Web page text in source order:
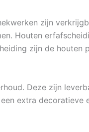
zijn
Houten
zijn de houten
Deze zijn
extra decoratieve